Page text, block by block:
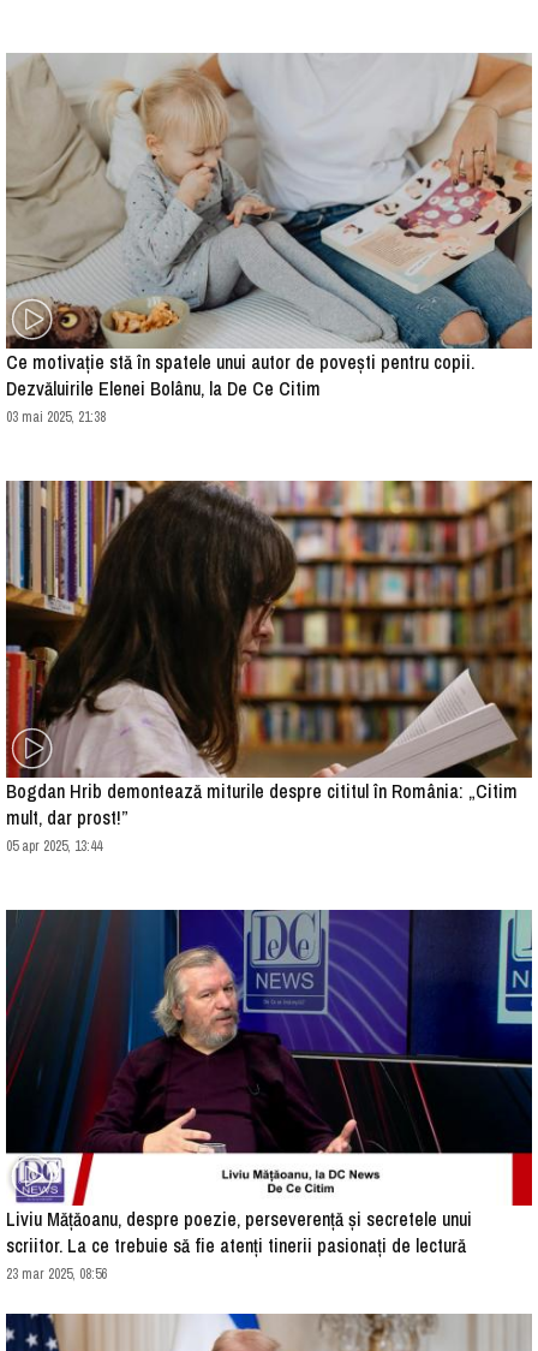
Ce motivație stă în spatele unui autor de povești pentru copii.
Dezvăluirile Elenei Bolânu, la De Ce Citim
03 mai 2025, 21:38
Bogdan Hrib demontează miturile despre cititul în România: „Citim
mult, dar prost!”
05 apr 2025, 13:44
Liviu Mățăoanu, despre poezie, perseverență și secretele unui
scriitor. La ce trebuie să fie atenți tinerii pasionați de lectură
23 mar 2025, 08:56